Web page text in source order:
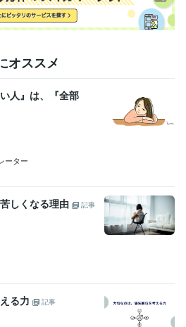
オススメ
人』は、『全部
ーター
しくなる理由
記事
る力
記事